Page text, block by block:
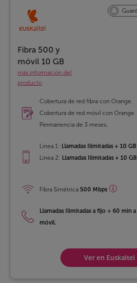
Fibra 500 y
móvil 10 GB
más información del
producto
Ver en Euskaltel
Cobertura de red fibra con Orange.
Cobertura de red móvil con Orange.
Permanencia de 3 meses.
Linea 1: Llamadas Ilimitadas + 10 GB
Linea 2: Llamadas Ilimitadas + 10 GB
Fibra Simétrica 500 Mbps
Llamadas Ilimitadas a fijo + 60 min a
móvil.